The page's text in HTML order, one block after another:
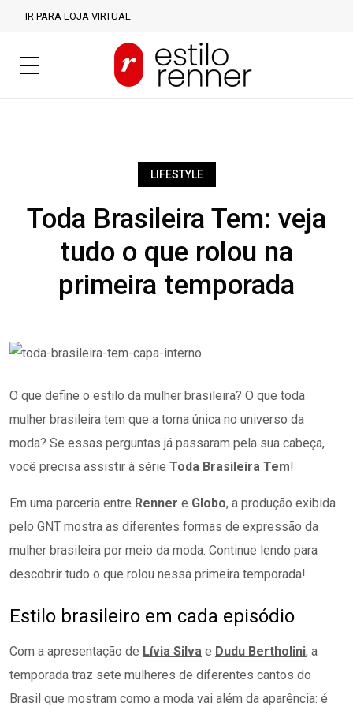
IR PARA LOJA VIRTUAL
LIFESTYLE
Toda Brasileira Tem: veja
tudo o que rolou na
primeira temporada
O que define o estilo da mulher brasileira? O que toda
mulher brasileira tem que a torna única no universo da
moda? Se essas perguntas já passaram pela sua cabeça,
você precisa assistir à série Toda Brasileira Tem!
Em uma parceria entre Renner e Globo, a produção exibida
pelo GNT mostra as diferentes formas de expressão da
mulher brasileira por meio da moda. Continue lendo para
descobrir tudo o que rolou nessa primeira temporada!
Estilo brasileiro em cada episódio
Com a apresentação de Lívia Silva e Dudu Bertholini, a
temporada traz sete mulheres de diferentes cantos do
Brasil que mostram como a moda vai além da aparência: é